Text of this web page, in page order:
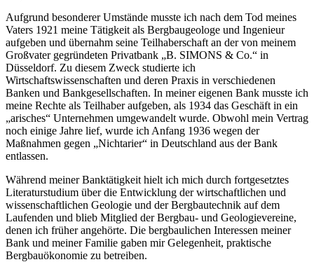
Aufgrund besonderer Umstände musste ich nach dem Tod meines
Vaters 1921 meine Tätigkeit als Bergbaugeologe und Ingenieur
aufgeben und übernahm seine Teilhaberschaft an der von meinem
Großvater gegründeten Privatbank „B. SIMONS & Co.“ in
Düsseldorf. Zu diesem Zweck studierte ich
Wirtschaftswissenschaften und deren Praxis in verschiedenen
Banken und Bankgesellschaften. In meiner eigenen Bank musste ich
meine Rechte als Teilhaber aufgeben, als 1934 das Geschäft in ein
„arisches“ Unternehmen umgewandelt wurde. Obwohl mein Vertrag
noch einige Jahre lief, wurde ich Anfang 1936 wegen der
Maßnahmen gegen „Nichtarier“ in Deutschland aus der Bank
entlassen.
Während meiner Banktätigkeit hielt ich mich durch fortgesetztes
Literaturstudium über die Entwicklung der wirtschaftlichen und
wissenschaftlichen Geologie und der Bergbautechnik auf dem
Laufenden und blieb Mitglied der Bergbau- und Geologievereine,
denen ich früher angehörte. Die bergbaulichen Interessen meiner
Bank und meiner Familie gaben mir Gelegenheit, praktische
Bergbauökonomie zu betreiben.